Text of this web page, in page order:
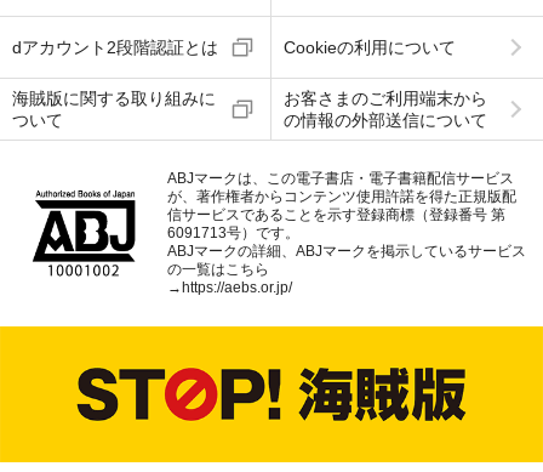
dアカウント2段階認証とは Cookieの利用について
海賊版に関する取り組みに
ついて
お客さまのご利用端末から
の情報の外部送信について
ABJマークは、この電子書店・電子書籍配信サービス
が、著作権者からコンテンツ使用許諾を得た正規版配
信サービスであることを示す登録商標（登録番号 第
6091713号）です。
ABJマークの詳細、ABJマークを掲示しているサービス
の一覧はこちら
→https://aebs.or.jp/